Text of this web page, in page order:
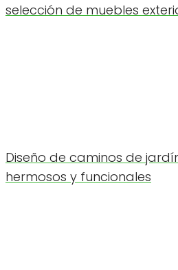
selección de muebles
Diseño de caminos de
hermosos y funcionales